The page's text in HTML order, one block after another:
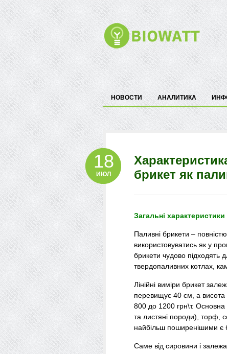
НОВОСТИ АНАЛИТИКА
брикет як
18
ИЮЛ
Загальні
Паливні брикети –
використовуватись як у
брикети чудово підходять
твердопаливних котлах,
Лінійні виміри брикет
перевищує 40 см, а висота
800 до 1200 грн\т.
та листяні породи), торф,
найбільш поширенішими є
Саме від сировини і